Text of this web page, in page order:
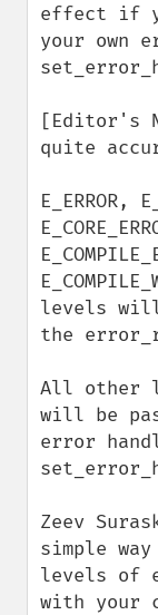
effect if
your own
[Editor's
quite
E_ERROR,
levels will
the
All other
will be
error
Zeev
simple
levels of
with your